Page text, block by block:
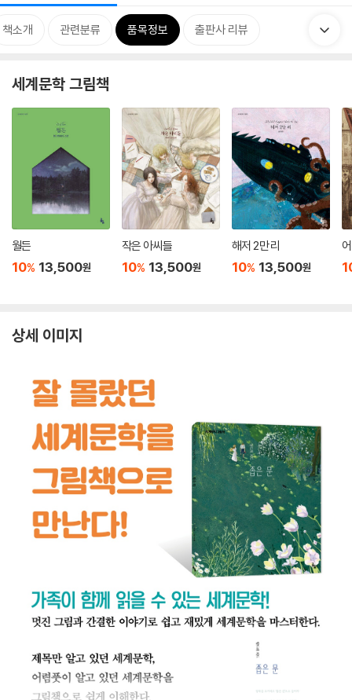
책소개 관련분류 품목정보 출판사 리뷰
세계문학 그림책
월든
10% 13,500원
작은 아씨들
10% 13,500원
해저 2만 리
10% 13,500원
상세 이미지